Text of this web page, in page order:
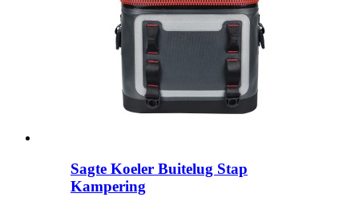
Sagte Koeler Buitelug Stap
Kampering